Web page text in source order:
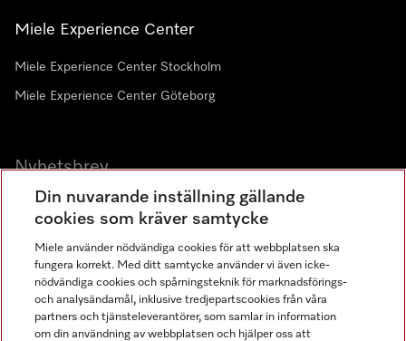
Miele Experience Center
Miele Experience Center Stockholm
Miele Experience Center Göteborg
Nyhetsbrev
Gå med i vår gemenskap
Din nuvarande inställning gällande
cookies som kräver samtycke
Miele använder nödvändiga cookies för att webbplatsen ska
fungera korrekt. Med ditt samtycke använder vi även icke-
nödvändiga cookies och spårningsteknik för marknadsförings-
och analysändamål, inklusive tredjepartscookies från våra
partners och tjänsteleverantörer, som samlar in information
om din användning av webbplatsen och hjälper oss att